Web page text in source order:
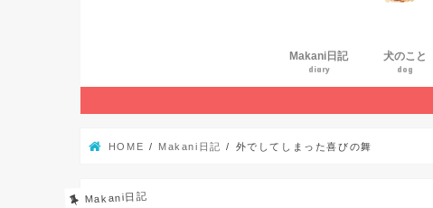
Makani日記
diary
犬のこと
dog
HOME Makani日記 外でしてしまった喜びの舞
Makani日記